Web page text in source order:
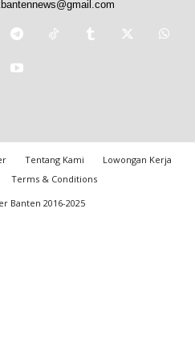
Tentang Kami
Lowongan Kerja
Terms & Conditions
Banten 2016-2025